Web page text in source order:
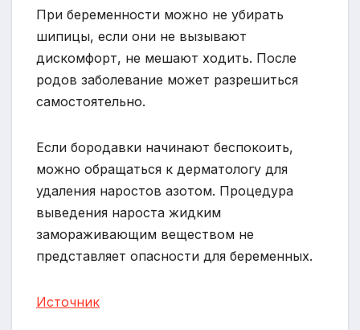
При беременности можно не убирать
шипицы, если они не вызывают
дискомфорт, не мешают ходить. После
родов заболевание может разрешиться
самостоятельно.
Если бородавки начинают беспокоить,
можно обращаться к дерматологу для
удаления наростов азотом. Процедура
выведения нароста жидким
замораживающим веществом не
представляет опасности для беременных.
Источник